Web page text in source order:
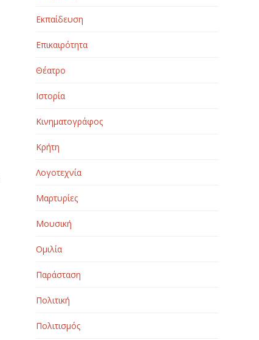
Εκπαίδευση
Επικαιρότητα
Θέατρο
Ιστορία
Κινηματογράφος
Κρήτη
Λογοτεχνία
Μαρτυρίες
Μουσική
Ομιλία
Παράσταση
Πολιτική
Πολιτισμός